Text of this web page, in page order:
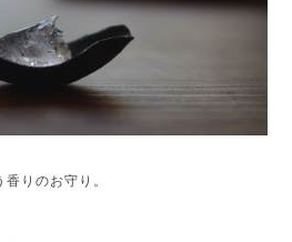
りのお守り。